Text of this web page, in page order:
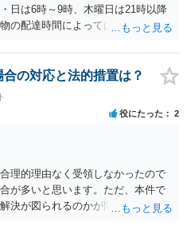
日は6時～9時、木曜日は21時以降
の配達時間によっては受け取りが
りますが、感覚的には郵便局を動
申し立てる必要があるかもしれま
殊すぎて）就業場所送達を認めな
には費用もかかりますので、まず
ます。
の対応と法的措置は？
役にたった 2
理的理由なく受領しなかったので
が多いと思います。ただ、本件で
決が図られるのかが問題になるた